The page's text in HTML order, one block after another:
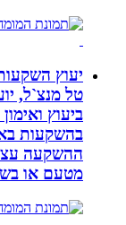
יעוץ השקעות
טל מנצ`ל,
ביעוץ
בהשקעות
ההשקעה עצמו.
מטעם או בשם